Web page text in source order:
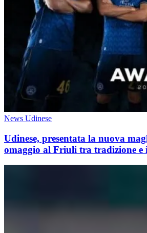
News Udinese
Udinese, presentata la nuova
omaggio al Friuli tra tradizione e